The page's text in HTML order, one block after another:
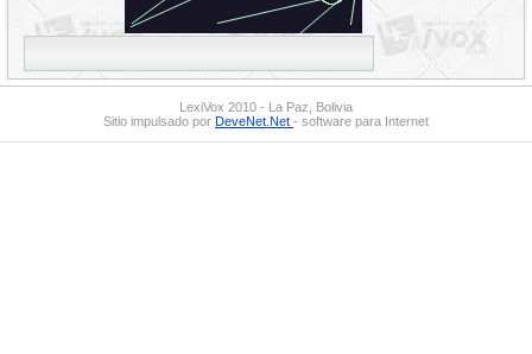
LexiVox 2010 - La Paz, Bolivia
Sitio impulsado por DeveNet.Net - software para Internet